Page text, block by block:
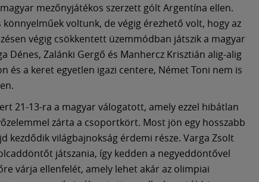
mezőnyjátékos szerzett gólt Argentína ellen.
voltunk, de végig érezhető volt, hogy az
végig csökkentett üzemmódban játszik a magyar
Dénes, Zalánki Gergő és Manhercz Krisztián alig-alig
és a keret egyetlen igazi centere, Német Toni nem is
21-13-ra a magyar válogatott, amely ezzel hibátlan
zárta a csoportkört. Most jön egy hosszabb
kezdődik világbajnokság érdemi része. Varga Zsolt
játszania, így kedden a negyeddöntővel
várja ellenfelét, amely lehet akár az olimpiai